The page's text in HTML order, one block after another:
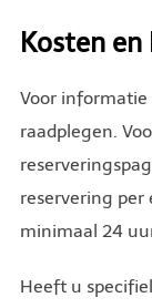
Kosten en
Voor
raadplegen.
reservering
minimaal 24
Heeft u